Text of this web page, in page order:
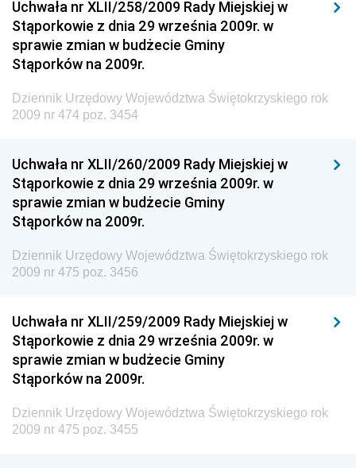
Dziennik Urzędowy Komendy Głównej Policji
Dziennik Urzędowy Ministra Pracy i Polityki
Społecznej
Dziennik Urzędowy Ministra Transportu, Budownictwa
i Gospodarki Morskiej
Dziennik Urzędowy Ministra Spraw Zagranicznych
Dziennik Urzędowy Centralnego Biura
Antykorupcyjnego
Wewnętrznego
Dziennik Urzędowy Urzędu Patentowego
Dziennik Urzędowy Generalnej Dyrekcji Dróg
Krajowych i Autostrad
Dziennik Urzędowy Ministra Środowiska
Dziennik Urzędowy Ministra Edukacji
Uchwała nr XLII/258/2009 Rady Miejskiej w
Stąporkowie z dnia 29 września 2009r. w
sprawie zmian w budżecie Gminy
Stąporków na 2009r.
Dziennik Urzędowy Województwa Świętokrzyskiego rok
2009 nr 474 poz. 3454
Uchwała nr XLII/260/2009 Rady Miejskiej w
Stąporkowie z dnia 29 września 2009r. w
sprawie zmian w budżecie Gminy
Stąporków na 2009r.
Dziennik Urzędowy Województwa Świętokrzyskiego rok
2009 nr 475 poz. 3456
Uchwała nr XLII/259/2009 Rady Miejskiej w
Stąporkowie z dnia 29 września 2009r. w
sprawie zmian w budżecie Gminy
Stąporków na 2009r.
Dziennik Urzędowy Województwa Świętokrzyskiego rok
2009 nr 475 poz. 3455